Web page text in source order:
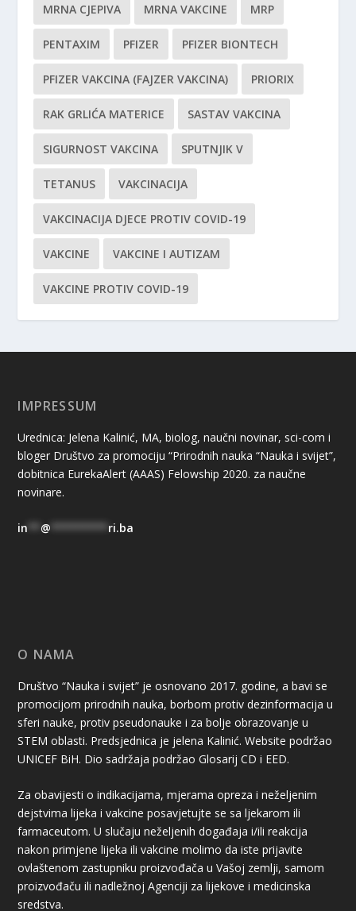
MRNA CJEPIVA MRNA VAKCINE MRP
PENTAXIM PFIZER PFIZER BIONTECH
PFIZER VAKCINA (FAJZER VAKCINA) PRIORIX
RAK GRLIĆA MATERICE SASTAV VAKCINA
SIGURNOST VAKCINA SPUTNJIK V
TETANUS VAKCINACIJA
VAKCINACIJA DJECE PROTIV COVID-19
VAKCINE VAKCINE I AUTIZAM
VAKCINE PROTIV COVID-19
IMPRESSUM
Urednica: Jelena Kalinić, MA, biolog, naučni novinar, sci-com i
bloger Društvo za promociju “Prirodnih nauka “Nauka i svijet”,
dobitnica EurekaAlert (AAAS) Felowship 2020. za naučne
novinare.
in ** @ ********* ri.ba
O NAMA
Društvo “Nauka i svijet” je osnovano 2017. godine, a bavi se
promocijom prirodnih nauka, borbom protiv dezinformacija u
sferi nauke, protiv pseudonauke i za bolje obrazovanje u
STEM oblasti. Predsjednica je jelena Kalinić. Website podržao
UNICEF BiH. Dio sadržaja podržao Glosarij CD i EED.
Za obavijesti o indikacijama, mjerama opreza i neželjenim
dejstvima lijeka i vakcine posavjetujte se sa ljekarom ili
farmaceutom. U slučaju neželjenih događaja i/ili reakcija
nakon primjene lijeka ili vakcine molimo da iste prijavite
ovlaštenom zastupniku proizvođača u Vašoj zemlji, samom
proizvođaču ili nadležnoj Agenciji za lijekove i medicinska
sredstva.